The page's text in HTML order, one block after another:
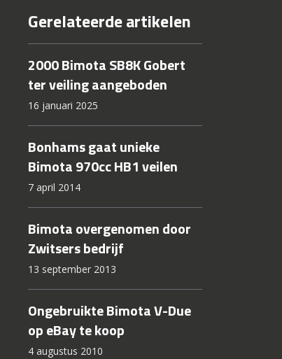
Gerelateerde artikelen
2000 Bimota SB8K Gobert
ter veiling aangeboden
16 januari 2025
Bonhams gaat unieke
Bimota 970cc HB1 veilen
7 april 2014
Bimota overgenomen door
Zwitsers bedrijf
13 september 2013
Ongebruikte Bimota V-Due
op eBay te koop
4 augustus 2010